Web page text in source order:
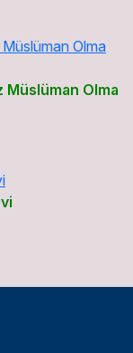
Müslüman Olma